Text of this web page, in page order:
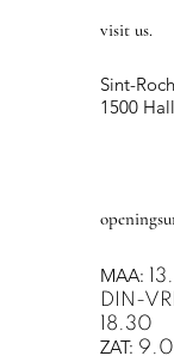
Sint-
1500
MAA:
DIN-
18.30
ZAT:
visit us.